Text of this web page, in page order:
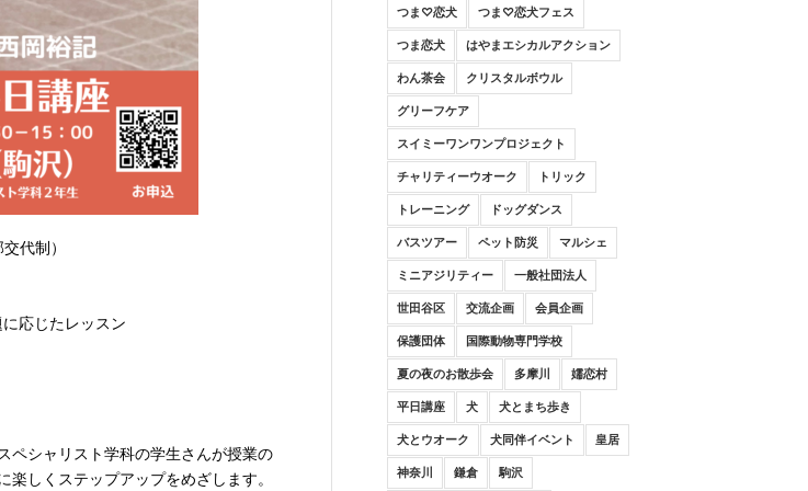
代制）
応じたレッスン
シャリスト学科の学生さんが授業の
しくステップアップをめざします。
つま♡恋犬 つま♡恋犬フェス
つま恋犬 はやまエシカルアクション
わん茶会 クリスタルボウル
グリーフケア
スイミーワンワンプロジェクト
チャリティーウオーク トリック
トレーニング ドッグダンス
バスツアー ペット防災 マルシェ
ミニアジリティー 一般社団法人
世田谷区 交流企画 会員企画
保護団体 国際動物専門学校
夏の夜のお散歩会 多摩川 嬬恋村
平日講座 犬 犬とまち歩き
犬とウオーク 犬同伴イベント 皇居
神奈川 鎌倉 駒沢